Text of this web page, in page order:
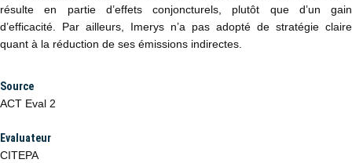
résulte en partie d’effets conjoncturels, plutôt que d’un gain
d’efficacité. Par ailleurs, Imerys n’a pas adopté de stratégie claire
quant à la réduction de ses émissions indirectes.
Source
ACT Eval 2
Evaluateur
CITEPA